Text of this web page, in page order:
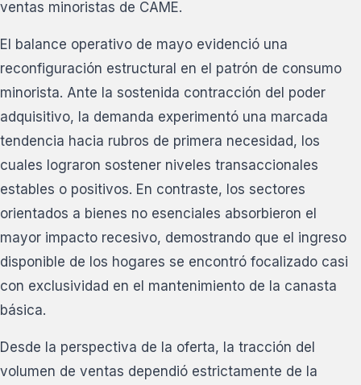
ventas minoristas de CAME.
El balance operativo de mayo evidenció una
reconfiguración estructural en el patrón de consumo
minorista. Ante la sostenida contracción del poder
adquisitivo, la demanda experimentó una marcada
tendencia hacia rubros de primera necesidad, los
cuales lograron sostener niveles transaccionales
estables o positivos. En contraste, los sectores
orientados a bienes no esenciales absorbieron el
mayor impacto recesivo, demostrando que el ingreso
disponible de los hogares se encontró focalizado casi
con exclusividad en el mantenimiento de la canasta
básica.
Desde la perspectiva de la oferta, la tracción del
volumen de ventas dependió estrictamente de la